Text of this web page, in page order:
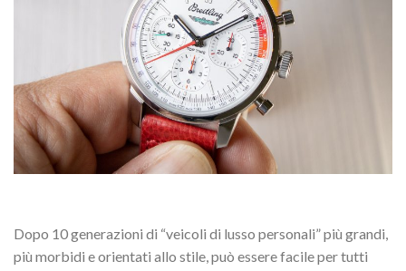
Dopo 10 generazioni di “veicoli di lusso personali” più grandi,
più morbidi e orientati allo stile, può essere facile per tutti